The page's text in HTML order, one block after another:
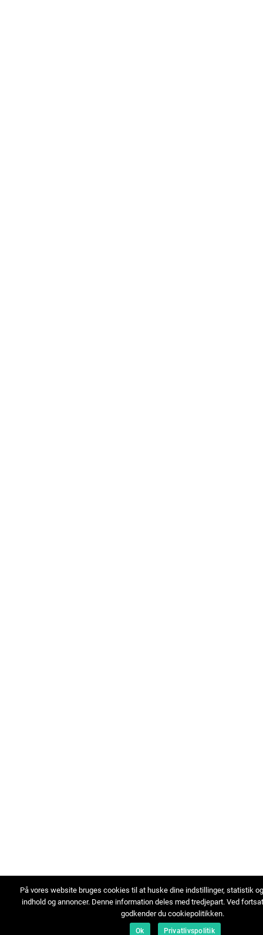
På vores website bruges cookies til at huske dine indstillinger, statistik
indhold og annoncer. Denne information deles med tredjepart. Ved
godkender du cookiepolitikken.
Ok Privatlivspolitik